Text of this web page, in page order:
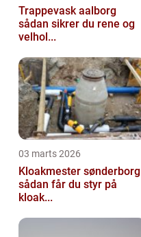
Trappevask aalborg
sådan sikrer du rene og
velhol...
03 marts 2026
Kloakmester sønderborg
sådan får du styr på
kloak...